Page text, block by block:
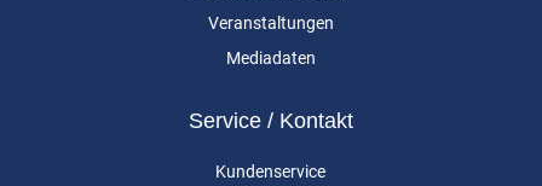
Veranstaltungen
Mediadaten
Service / Kontakt
Kundenservice